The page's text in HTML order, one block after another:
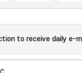
to receive daily e-